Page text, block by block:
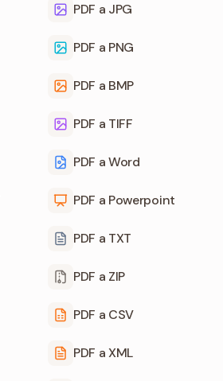
PDF a JPG
PDF a PNG
PDF a BMP
PDF a TIFF
PDF a Word
PDF a Powerpoint
PDF a TXT
PDF a ZIP
PDF a CSV
PDF a XML